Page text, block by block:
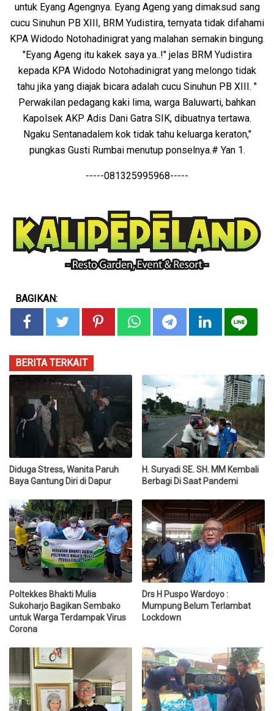
untuk Eyang Agengnya. Eyang Ageng yang dimaksud sang
cucu Sinuhun PB XIII, BRM Yudistira, ternyata tidak difahami
KPA Widodo Notohadinigrat yang malahan semakin bingung.
"Eyang Ageng itu kakek saya ya..!" jelas BRM Yudistira
kepada KPA Widodo Notohadinigrat yang melongo tidak
tahu jika yang diajak bicara adalah cucu Sinuhun PB XIII. "
Perwakilan pedagang kaki lima, warga Baluwarti, bahkan
Kapolsek AKP Adis Dani Gatra SIK, dibuatnya tertawa.
Ngaku Sentanadalem kok tidak tahu keluarga keraton,"
pungkas Gusti Rumbai menutup ponselnya.# Yan 1.
-----081325995968-----
BAGIKAN:
BERITA TERKAIT
Diduga Stress, Wanita Paruh
Baya Gantung Diri di Dapur
H. Suryadi SE. SH. MM Kembali
Berbagi Di Saat Pandemi
Poltekkes Bhakti Mulia
Sukoharjo Bagikan Sembako
untuk Warga Terdampak Virus
Corona
Drs H Puspo Wardoyo :
Mumpung Belum Terlambat
Lockdown